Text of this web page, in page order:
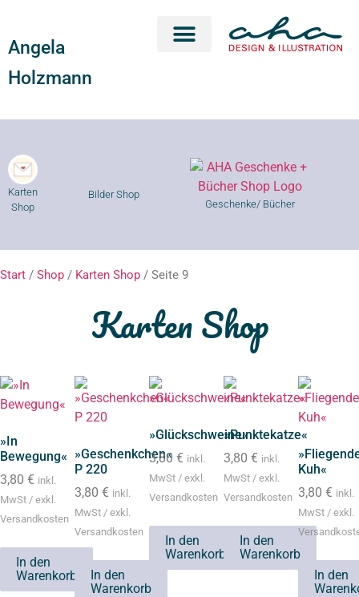
Angela
Holzmann
Karten
Shop
Bilder Shop
Geschenke/ Bücher
Start / Shop / Karten Shop / Seite 9
Karten Shop
»In
Bewegung«
3,80 € inkl.
MwSt / exkl.
Versandkosten
In den
Warenkorb
»Geschenkchen«
P 220
3,80 € inkl.
MwSt / exkl.
Versandkosten
In den
Warenkorb
»Glückschweine«
3,80 € inkl.
MwSt / exkl.
Versandkosten
In den
Warenkorb
»Punktekatze«
3,80 € inkl.
MwSt / exkl.
Versandkosten
In den
Warenkorb
Kuh«
3,80 € inkl.
MwSt / exkl.
In den